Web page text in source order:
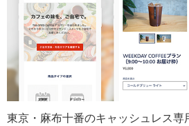
東京・麻布十番のキャッシュレス専